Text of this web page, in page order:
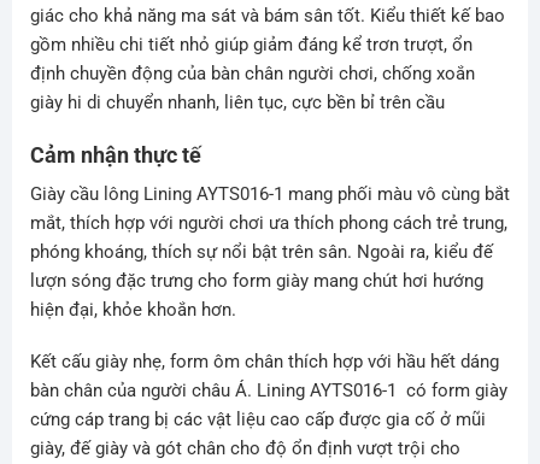
giác cho khả năng ma sát và bám sân tốt. Kiểu thiết kế bao
gồm nhiều chi tiết nhỏ giúp giảm đáng kể trơn trượt, ổn
định chuyền động của bàn chân người chơi, chống xoắn
giày hi di chuyển nhanh, liên tục, cực bền bỉ trên cầu
Cảm nhận thực tế
Giày cầu lông Lining AYTS016-1 mang phối màu vô cùng bắt
mắt, thích hợp với người chơi ưa thích phong cách trẻ trung,
phóng khoáng, thích sự nổi bật trên sân. Ngoài ra, kiểu đế
lượn sóng đặc trưng cho form giày mang chút hơi hướng
hiện đại, khỏe khoắn hơn.
Kết cấu giày nhẹ, form ôm chân thích hợp với hầu hết dáng
bàn chân của người châu Á. Lining AYTS016-1 có form giày
cứng cáp trang bị các vật liệu cao cấp được gia cố ở mũi
giày, đế giày và gót chân cho độ ổn định vượt trội cho